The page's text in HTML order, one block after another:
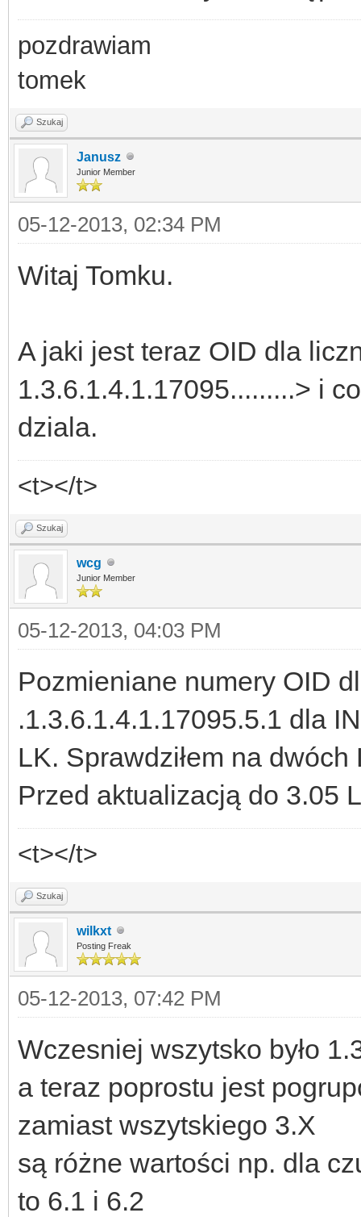
pozdrawiam
tomek
Szukaj
Janusz
Junior Member
05-12-2013, 02:34 PM
Witaj Tomku.
A jaki jest teraz OID dla
1.3.6.1.4.1.17095.........> i
dziala.
<t></t>
Szukaj
wcg
Junior Member
05-12-2013, 04:03 PM
Pozmieniane numery OID
.1.3.6.1.4.1.17095.5.1 dla
LK. Sprawdziłem na
Przed aktualizacją do 3.05
<t></t>
Szukaj
wilkxt
Posting Freak
05-12-2013, 07:42 PM
Wczesniej wszytsko było
a teraz poprostu jest
zamiast wszytskiego 3.X
są różne wartości np. dla
to 6.1 i 6.2